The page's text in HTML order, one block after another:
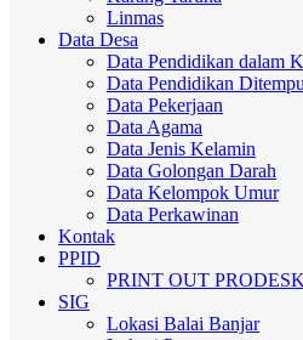
Linmas
Data Desa
Data Pendidikan dalam
Data Pendidikan
Data Pekerjaan
Data Agama
Data Jenis Kelamin
Data Golongan Darah
Data Kelompok Umur
Data Perkawinan
Kontak
PPID
PRINT OUT
SIG
Lokasi Balai Banjar